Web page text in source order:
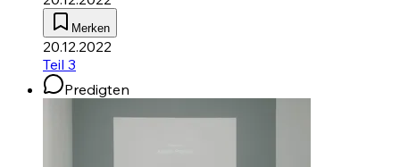
Merken
20.12.2022
Teil 3
Predigten